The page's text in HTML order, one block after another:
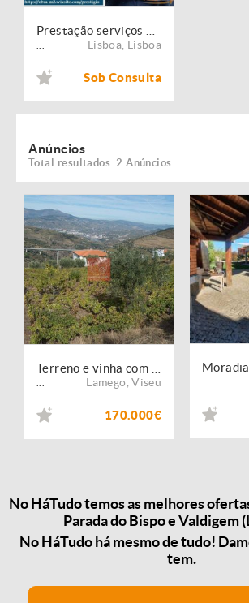
Lisboa Lisboa
Sob Consulta
Anúncios
Total resultados: 2 Anúncios
Lamego ,Viseu
170.000€
No HáTudo temos as melhores
Parada do Bispo e Valdigem
No HáTudo há mesmo de tudo!
tem.